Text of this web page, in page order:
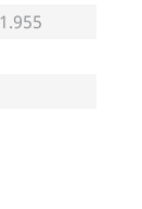
1.955